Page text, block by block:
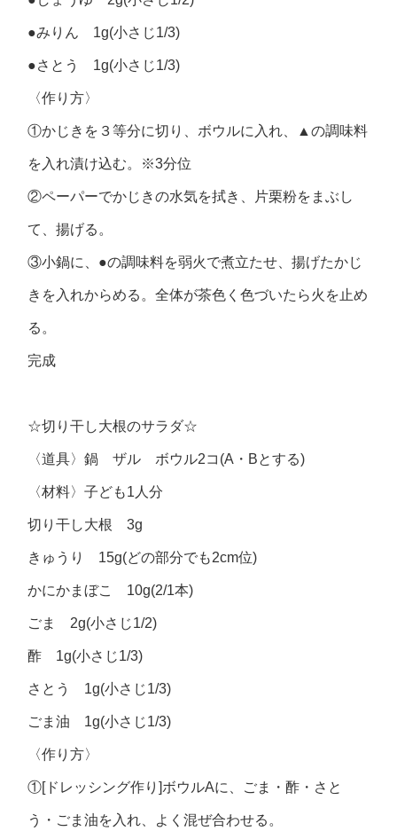
●みりん 1g(小さじ1/3)
●さとう 1g(小さじ1/3)
〈作り方〉
①かじきを３等分に切り、ボウルに入れ、▲の調味料
を入れ漬け込む。※3分位
②ペーパーでかじきの水気を拭き、片栗粉をまぶし
て、揚げる。
③小鍋に、●の調味料を弱火で煮立たせ、揚げたかじ
きを入れからめる。全体が茶色く色づいたら火を止め
る。
完成
☆切り干し大根のサラダ☆
〈道具〉鍋 ザル ボウル2コ(A・Bとする)
〈材料〉子ども1人分
切り干し大根 3g
きゅうり 15g(どの部分でも2cm位)
かにかまぼこ 10g(2/1本)
ごま 2g(小さじ1/2)
酢 1g(小さじ1/3)
さとう 1g(小さじ1/3)
ごま油 1g(小さじ1/3)
〈作り方〉
①[ドレッシング作り]ボウルAに、ごま・酢・さと
う・ごま油を入れ、よく混ぜ合わせる。